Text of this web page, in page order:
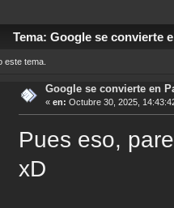
Tema: Google se convierte
este tema.
Google se convierte en
« en: Octubre 30, 2025,
Pues eso,
xD